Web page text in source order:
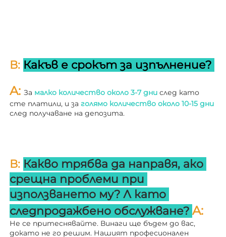
В: Какъв е срокът за изпълнение?
A: За малко количество около 3-7 дни след като
сте платили, и за
след получаване на депозита.
В: Какво трябва да направя, ако
срещна проблеми при
използването му? Л като
следпродажбено обслужване?
Не се притеснявайте. Винаги ще бъдем до вас,